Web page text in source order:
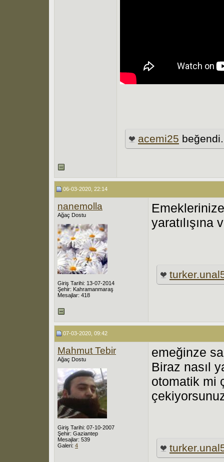
acemi25 beğendi.
06-03-2020, 22:14
nanemolla
Ağaç Dostu
Giriş Tarihi: 13-07-2014
Şehir: Kahramanmaraş
Mesajlar: 418
yaratılışına
07-03-2020, 09:42
Mahmut Tebir
Ağaç Dostu
Giriş Tarihi: 07-10-2007
Şehir: Gaziantep
Mesajlar: 539
Galeri: 4
emeğinze
Biraz nasıl
otomatik mi